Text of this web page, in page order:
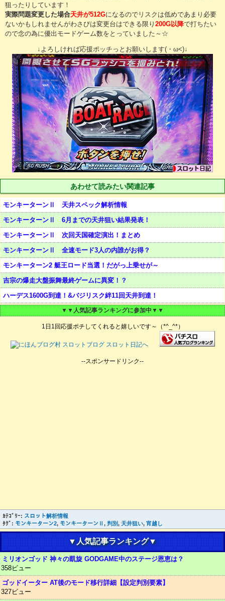
狙ったりしています！
実際問題変更した場合天井が512Gになるのでリスクは低めであまり必要
ないかもしれませんがわさびは変更台はできる限り 200G以降で打ちたい
ので念の為に優出モードゲーム数をとっていました～☆
↓よろしければ応援ポッチっとお願いします(・ω<)↓
あわせて読みたい関連記事
モンキーターンⅡ 天井スペック解析情報
モンキーターンⅡ 6月までの天井狙い結果発表！
モンキーターンⅡ 次回天国確定演出！まとめ
モンキーターンⅡ 全速モード3人の内誰がお得？
モンキーターン2 艇王ロード当選！だがっ上乗せが～
吉宗の爆走大盤振舞最終ゲームに異変！？
ハーデス1600G到達！&バジリスク絆11回天井到達！
▼▼人気記事ランキングに参加中▼▼
1日1回応援ポチしてくれると嬉しいです～（*^_^*）
--スポンサードリンク--
ｶﾃｺﾞﾘｰ: スロット解析情報
ﾀｸﾞ: モンキーターン2, モンキーターンⅡ , 判別, 天井狙い, 宵越し
▼人気記事ランキング▼
ミリオンゴッド 神々の凱旋 GODGAME中のステージ恩恵は？
358ビュー
ゴッドイーター AT後のモード移行詳細【設定判別要素】
327ビュー